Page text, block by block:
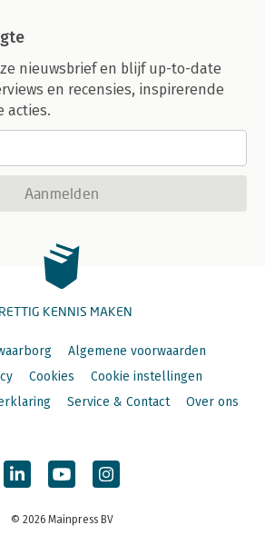
nieuwsbrief en blijf up-to-date
en recensies, inspirerende
acties.
Aanmelden
KENNIS MAKEN
Algemene voorwaarden
Cookies
Cookie instellingen
Service & Contact Over ons
© 2026 Mainpress BV